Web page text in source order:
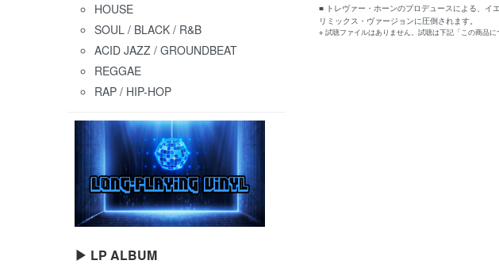
■ トレヴァー・ホーンのプロデュースによる、イ
リミックス・ヴァージョンに圧倒されます。
※ 試聴ファイルはありません。試聴は下記「この商品に
HOUSE
SOUL / BLACK / R&B
ACID JAZZ / GROUNDBEAT
REGGAE
RAP / HIP-HOP
▶ LP ALBUM